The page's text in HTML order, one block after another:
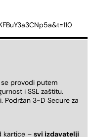
se provodi putem
i SSL zaštitu.
Podržan 3-D Secure za
kartice – svi izdavatelji